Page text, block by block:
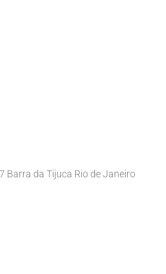
Barra da Tijuca Rio de Janeiro